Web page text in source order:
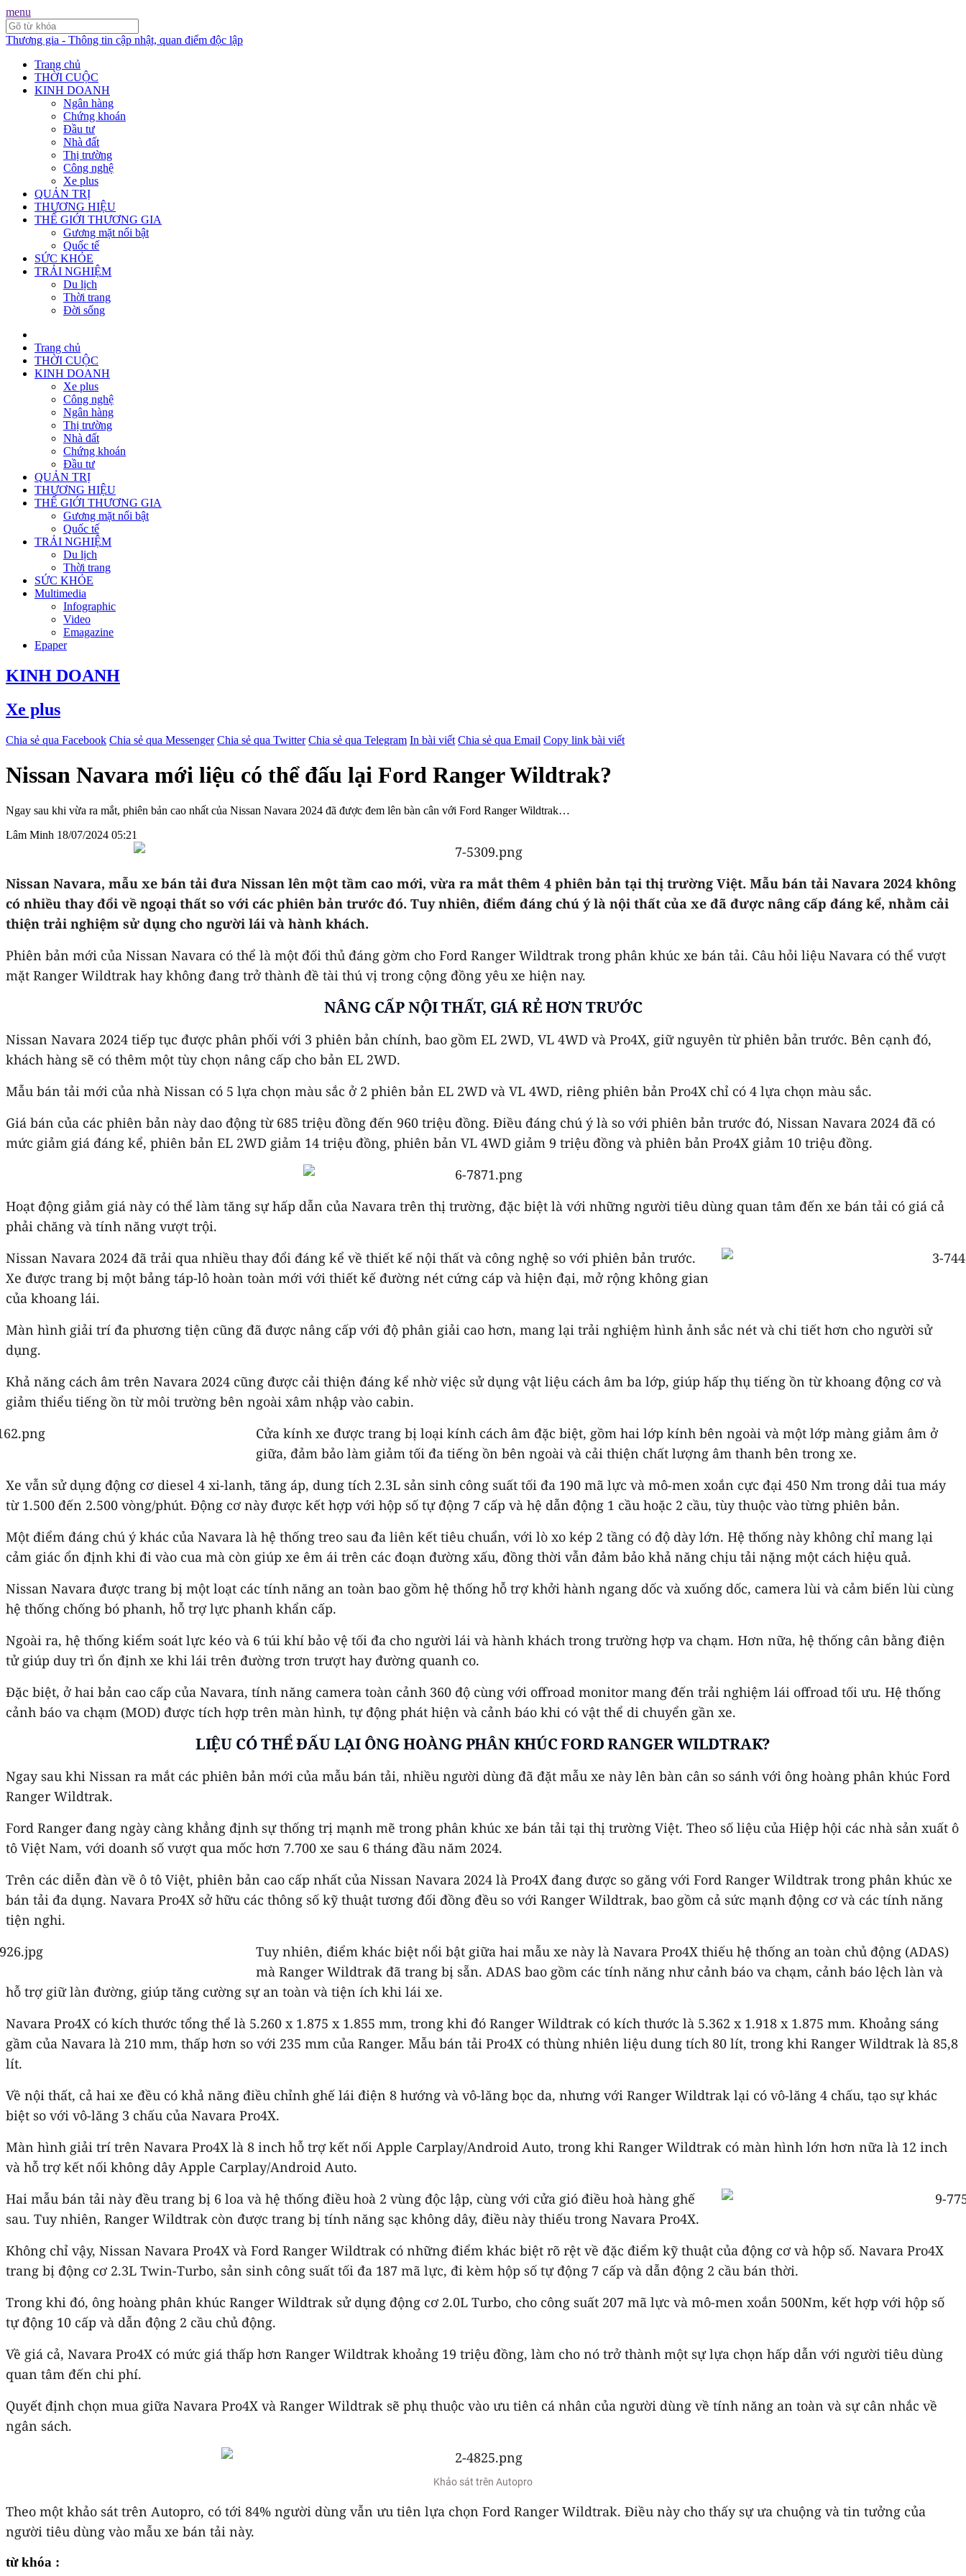
menu
Thương gia - Thông tin cập nhật, quan điểm độc lập
Trang chủ
THỜI CUỘC
KINH DOANH
Ngân hàng
Chứng khoán
Đầu tư
Nhà đất
Thị trường
Công nghệ
Xe plus
QUẢN TRỊ
THƯƠNG HIỆU
THẾ GIỚI THƯƠNG GIA
Gương mặt nổi bật
Quốc tế
SỨC KHỎE
TRẢI NGHIỆM
Du lịch
Thời trang
Đời sống
Trang chủ
THỜI CUỘC
KINH DOANH
Xe plus
Công nghệ
Ngân hàng
Thị trường
Nhà đất
Chứng khoán
Đầu tư
QUẢN TRỊ
THƯƠNG HIỆU
THẾ GIỚI THƯƠNG GIA
Gương mặt nổi bật
Quốc tế
TRẢI NGHIỆM
Du lịch
Thời trang
SỨC KHỎE
Multimedia
Infographic
Video
Emagazine
Epaper
KINH DOANH
Xe plus
Chia sẻ qua Facebook Chia sẻ qua Messenger Chia sẻ qua Twitter Chia sẻ qua Telegram In bài viết Chia sẻ qua Email Copy link bài viết
Nissan Navara mới liệu có thể đấu lại Ford Ranger Wildtrak?
Ngay sau khi vừa ra mắt, phiên bản cao nhất của Nissan Navara 2024 đã được đem lên bàn cân với Ford Ranger Wildtrak…
Lâm Minh 18/07/2024 05:21
Nissan Navara, mẫu xe bán tải đưa Nissan lên một tầm cao mới, vừa ra mắt thêm 4 phiên bản tại thị trường Việt. Mẫu bán tải Navara 2024 không
có nhiều thay đổi về ngoại thất so với các phiên bản trước đó. Tuy nhiên, điểm đáng chú ý là nội thất của xe đã được nâng cấp đáng kể, nhằm cải
thiện trải nghiệm sử dụng cho người lái và hành khách.
Phiên bản mới của Nissan Navara có thể là một đối thủ đáng gờm cho Ford Ranger Wildtrak trong phân khúc xe bán tải. Câu hỏi liệu Navara có thể vượt
mặt Ranger Wildtrak hay không đang trở thành đề tài thú vị trong cộng đồng yêu xe hiện nay.
NÂNG CẤP NỘI THẤT, GIÁ RẺ HƠN TRƯỚC
Nissan Navara 2024 tiếp tục được phân phối với 3 phiên bản chính, bao gồm EL 2WD, VL 4WD và Pro4X, giữ nguyên từ phiên bản trước. Bên cạnh đó,
khách hàng sẽ có thêm một tùy chọn nâng cấp cho bản EL 2WD.
Mẫu bán tải mới của nhà Nissan có 5 lựa chọn màu sắc ở 2 phiên bản EL 2WD và VL 4WD, riêng phiên bản Pro4X chỉ có 4 lựa chọn màu sắc.
Giá bán của các phiên bản này dao động từ 685 triệu đồng đến 960 triệu đồng. Điều đáng chú ý là so với phiên bản trước đó, Nissan Navara 2024 đã có
mức giảm giá đáng kể, phiên bản EL 2WD giảm 14 triệu đồng, phiên bản VL 4WD giảm 9 triệu đồng và phiên bản Pro4X giảm 10 triệu đồng.
Hoạt động giảm giá này có thể làm tăng sự hấp dẫn của Navara trên thị trường, đặc biệt là với những người tiêu dùng quan tâm đến xe bán tải có giá cả
phải chăng và tính năng vượt trội.
Nissan Navara 2024 đã trải qua nhiều thay đổi đáng kể về thiết kế nội thất và công nghệ so với phiên bản trước.
Xe được trang bị một bảng táp-lô hoàn toàn mới với thiết kế đường nét cứng cáp và hiện đại, mở rộng không gian
của khoang lái.
Màn hình giải trí đa phương tiện cũng đã được nâng cấp với độ phân giải cao hơn, mang lại trải nghiệm hình ảnh sắc nét và chi tiết hơn cho người sử
dụng.
Khả năng cách âm trên Navara 2024 cũng được cải thiện đáng kể nhờ việc sử dụng vật liệu cách âm ba lớp, giúp hấp thụ tiếng ồn từ khoang động cơ và
giảm thiểu tiếng ồn từ môi trường bên ngoài xâm nhập vào cabin.
Cửa kính xe được trang bị loại kính cách âm đặc biệt, gồm hai lớp kính bên ngoài và một lớp màng giảm âm ở
giữa, đảm bảo làm giảm tối đa tiếng ồn bên ngoài và cải thiện chất lượng âm thanh bên trong xe.
Xe vẫn sử dụng động cơ diesel 4 xi-lanh, tăng áp, dung tích 2.3L sản sinh công suất tối đa 190 mã lực và mô-men xoắn cực đại 450 Nm trong dải tua máy
từ 1.500 đến 2.500 vòng/phút. Động cơ này được kết hợp với hộp số tự động 7 cấp và hệ dẫn động 1 cầu hoặc 2 cầu, tùy thuộc vào từng phiên bản.
Một điểm đáng chú ý khác của Navara là hệ thống treo sau đa liên kết tiêu chuẩn, với lò xo kép 2 tầng có độ dày lớn. Hệ thống này không chỉ mang lại
cảm giác ổn định khi đi vào cua mà còn giúp xe êm ái trên các đoạn đường xấu, đồng thời vẫn đảm bảo khả năng chịu tải nặng một cách hiệu quả.
Nissan Navara được trang bị một loạt các tính năng an toàn bao gồm hệ thống hỗ trợ khởi hành ngang dốc và xuống dốc, camera lùi và cảm biến lùi cùng
hệ thống chống bó phanh, hỗ trợ lực phanh khẩn cấp.
Ngoài ra, hệ thống kiểm soát lực kéo và 6 túi khí bảo vệ tối đa cho người lái và hành khách trong trường hợp va chạm. Hơn nữa, hệ thống cân bằng điện
tử giúp duy trì ổn định xe khi lái trên đường trơn trượt hay đường quanh co.
Đặc biệt, ở hai bản cao cấp của Navara, tính năng camera toàn cảnh 360 độ cùng với offroad monitor mang đến trải nghiệm lái offroad tối ưu. Hệ thống
cảnh báo va chạm (MOD) được tích hợp trên màn hình, tự động phát hiện và cảnh báo khi có vật thể di chuyển gần xe.
LIỆU CÓ THỂ ĐẤU LẠI ÔNG HOÀNG PHÂN KHÚC FORD RANGER WILDTRAK?
Ngay sau khi Nissan ra mắt các phiên bản mới của mẫu bán tải, nhiều người dùng đã đặt mẫu xe này lên bàn cân so sánh với ông hoàng phân khúc Ford
Ranger Wildtrak.
Ford Ranger đang ngày càng khẳng định sự thống trị mạnh mẽ trong phân khúc xe bán tải tại thị trường Việt. Theo số liệu của Hiệp hội các nhà sản xuất ô
tô Việt Nam, với doanh số vượt qua mốc hơn 7.700 xe sau 6 tháng đầu năm 2024.
Trên các diễn đàn về ô tô Việt, phiên bản cao cấp nhất của Nissan Navara 2024 là Pro4X đang được so găng với Ford Ranger Wildtrak trong phân khúc xe
bán tải đa dụng. Navara Pro4X sở hữu các thông số kỹ thuật tương đối đồng đều so với Ranger Wildtrak, bao gồm cả sức mạnh động cơ và các tính năng
tiện nghi.
Tuy nhiên, điểm khác biệt nổi bật giữa hai mẫu xe này là Navara Pro4X thiếu hệ thống an toàn chủ động (ADAS)
mà Ranger Wildtrak đã trang bị sẵn. ADAS bao gồm các tính năng như cảnh báo va chạm, cảnh báo lệch làn và
hỗ trợ giữ làn đường, giúp tăng cường sự an toàn và tiện ích khi lái xe.
Navara Pro4X có kích thước tổng thể là 5.260 x 1.875 x 1.855 mm, trong khi đó Ranger Wildtrak có kích thước là 5.362 x 1.918 x 1.875 mm. Khoảng sáng
gầm của Navara là 210 mm, thấp hơn so với 235 mm của Ranger. Mẫu bán tải Pro4X có thùng nhiên liệu dung tích 80 lít, trong khi Ranger Wildtrak là 85,8
lít.
Về nội thất, cả hai xe đều có khả năng điều chỉnh ghế lái điện 8 hướng và vô-lăng bọc da, nhưng với Ranger Wildtrak lại có vô-lăng 4 chấu, tạo sự khác
biệt so với vô-lăng 3 chấu của Navara Pro4X.
Màn hình giải trí trên Navara Pro4X là 8 inch hỗ trợ kết nối Apple Carplay/Android Auto, trong khi Ranger Wildtrak có màn hình lớn hơn nữa là 12 inch
và hỗ trợ kết nối không dây Apple Carplay/Android Auto.
Hai mẫu bán tải này đều trang bị 6 loa và hệ thống điều hoà 2 vùng độc lập, cùng với cửa gió điều hoà hàng ghế
sau. Tuy nhiên, Ranger Wildtrak còn được trang bị tính năng sạc không dây, điều này thiếu trong Navara Pro4X.
Không chỉ vậy, Nissan Navara Pro4X và Ford Ranger Wildtrak có những điểm khác biệt rõ rệt về đặc điểm kỹ thuật của động cơ và hộp số. Navara Pro4X
trang bị động cơ 2.3L Twin-Turbo, sản sinh công suất tối đa 187 mã lực, đi kèm hộp số tự động 7 cấp và dẫn động 2 cầu bán thời.
Trong khi đó, ông hoàng phân khúc Ranger Wildtrak sử dụng động cơ 2.0L Turbo, cho công suất 207 mã lực và mô-men xoắn 500Nm, kết hợp với hộp số
tự động 10 cấp và dẫn động 2 cầu chủ động.
Về giá cả, Navara Pro4X có mức giá thấp hơn Ranger Wildtrak khoảng 19 triệu đồng, làm cho nó trở thành một sự lựa chọn hấp dẫn với người tiêu dùng
quan tâm đến chi phí.
Quyết định chọn mua giữa Navara Pro4X và Ranger Wildtrak sẽ phụ thuộc vào ưu tiên cá nhân của người dùng về tính năng an toàn và sự cân nhắc về
ngân sách.
Khảo sát trên Autopro
Theo một khảo sát trên Autopro, có tới 84% người dùng vẫn ưu tiên lựa chọn Ford Ranger Wildtrak. Điều này cho thấy sự ưa chuộng và tin tưởng của
người tiêu dùng vào mẫu xe bán tải này.
từ khóa :